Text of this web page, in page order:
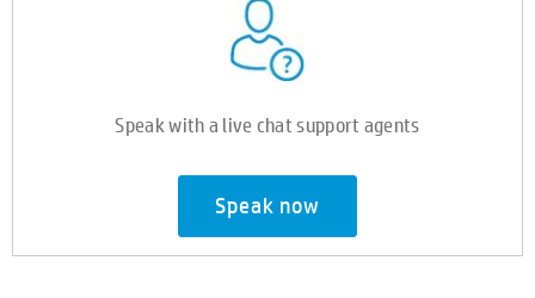
Speak with a live chat support agents
Speak now